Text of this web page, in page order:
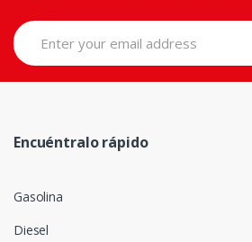
Encuéntralo rápido
Gasolina
Diesel